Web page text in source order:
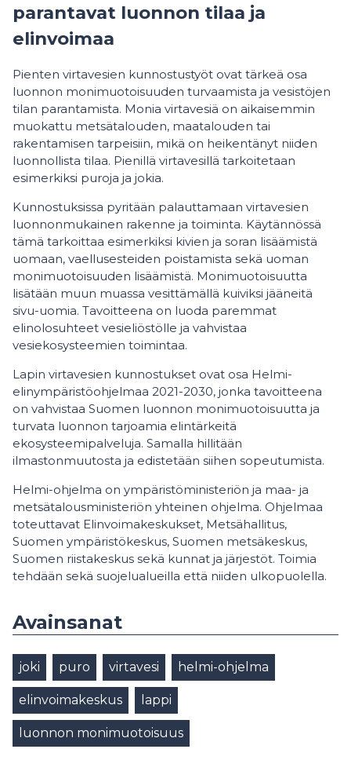
parantavat luonnon tilaa ja
elinvoimaa
Pienten virtavesien kunnostustyöt ovat tärkeä osa
luonnon monimuotoisuuden turvaamista ja vesistöjen
tilan parantamista. Monia virtavesiä on aikaisemmin
muokattu metsätalouden, maatalouden tai
rakentamisen tarpeisiin, mikä on heikentänyt niiden
luonnollista tilaa. Pienillä virtavesillä tarkoitetaan
esimerkiksi puroja ja jokia.
Kunnostuksissa pyritään palauttamaan virtavesien
luonnonmukainen rakenne ja toiminta. Käytännössä
tämä tarkoittaa esimerkiksi kivien ja soran lisäämistä
uomaan, vaellusesteiden poistamista sekä uoman
monimuotoisuuden lisäämistä. Monimuotoisuutta
lisätään muun muassa vesittämällä kuiviksi jääneitä
sivu-uomia. Tavoitteena on luoda paremmat
elinolosuhteet vesieliöstölle ja vahvistaa
vesiekosysteemien toimintaa.
Lapin virtavesien kunnostukset ovat osa Helmi-
elinympäristöohjelmaa 2021-2030, jonka tavoitteena
on vahvistaa Suomen luonnon monimuotoisuutta ja
turvata luonnon tarjoamia elintärkeitä
ekosysteemipalveluja. Samalla hillitään
ilmastonmuutosta ja edistetään siihen sopeutumista.
Helmi-ohjelma on ympäristöministeriön ja maa- ja
metsätalousministeriön yhteinen ohjelma. Ohjelmaa
toteuttavat Elinvoimakeskukset, Metsähallitus,
Suomen ympäristökeskus, Suomen metsäkeskus,
Suomen riistakeskus sekä kunnat ja järjestöt. Toimia
tehdään sekä suojelualueilla että niiden ulkopuolella.
Avainsanat
joki puro virtavesi helmi-ohjelma
elinvoimakeskus lappi
luonnon monimuotoisuus